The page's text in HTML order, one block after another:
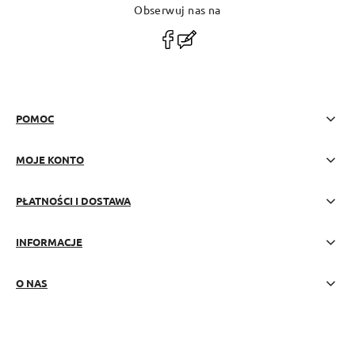
Obserwuj nas na
POMOC
MOJE KONTO
PŁATNOŚCI I DOSTAWA
INFORMACJE
O NAS